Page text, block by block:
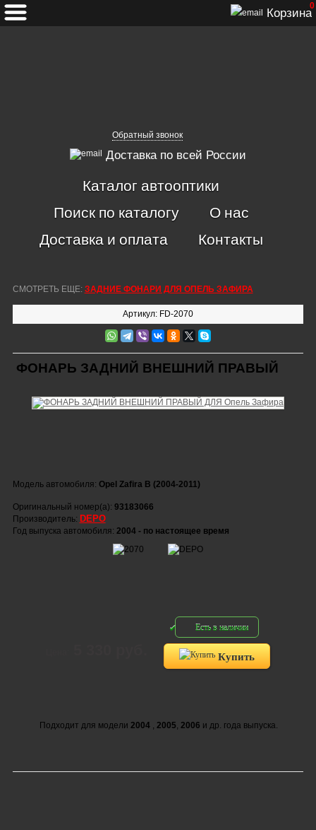
Обратный звонок
Доставка по всей России
Корзина
0
Каталог автооптики
Поиск по каталогу
О нас
Доставка и оплата
Контакты
СМОТРЕТЬ ЕЩЕ: ЗАДНИЕ ФОНАРИ ДЛЯ ОПЕЛЬ ЗАФИРА
Артикул: FD-2070
ФОНАРЬ ЗАДНИЙ ВНЕШНИЙ ПРАВЫЙ
Модель автомобиля: Opel Zafira B (2004-2011)
Оригинальный номер(а): 93183066
Производитель: DEPO
Год выпуска автомобиля: 2004 - по настоящее время
Есть в наличии
Купить
Подходит для модели 2004 , 2005, 2006 и др. года выпуска.